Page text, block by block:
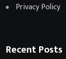
Privacy Policy
Recent Posts